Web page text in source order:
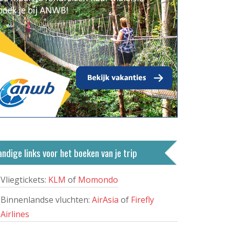
links voor het boeken van je trip
Vliegtickets: KLM of Momondo
Binnenlandse vluchten: AirAsia of Firefly
Airlines